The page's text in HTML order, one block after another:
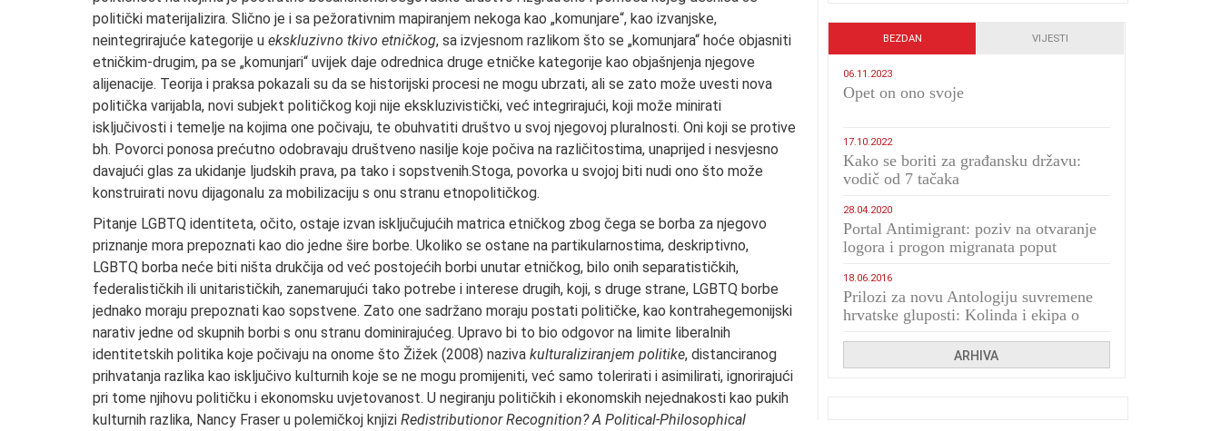
politički materijalizira. Slično je i sa pežorativnim mapiranjem nekoga kao „komunjare“, kao izvanjske,
neintegrirajuće kategorije u ekskluzivno tkivo etničkog, sa izvjesnom razlikom što se „komunjara“ hoće objasniti
etničkim-drugim, pa se „komunjari“ uvijek daje odrednica druge etničke kategorije kao objašnjenja njegove
alijenacije. Teorija i praksa pokazali su da se historijski procesi ne mogu ubrzati, ali se zato može uvesti nova
politička varijabla, novi subjekt političkog koji nije ekskluzivistički, već integrirajući, koji može minirati
isključivosti i temelje na kojima one počivaju, te obuhvatiti društvo u svoj njegovoj pluralnosti. Oni koji se protive
bh. Povorci ponosa prećutno odobravaju društveno nasilje koje počiva na različitostima, unaprijed i nesvjesno
davajući glas za ukidanje ljudskih prava, pa tako i sopstvenih.Stoga, povorka u svojoj biti nudi ono što može
konstruirati novu dijagonalu za mobilizaciju s onu stranu etnopolitičkog.
Pitanje LGBTQ identiteta, očito, ostaje izvan isključujućih matrica etničkog zbog čega se borba za njegovo
priznanje mora prepoznati kao dio jedne šire borbe. Ukoliko se ostane na partikularnostima, deskriptivno,
LGBTQ borba neće biti ništa drukčija od već postojećih borbi unutar etničkog, bilo onih separatističkih,
federalističkih ili unitarističkih, zanemarujući tako potrebe i interese drugih, koji, s druge strane, LGBTQ borbe
jednako moraju prepoznati kao sopstvene. Zato one sadržano moraju postati političke, kao kontrahegemonijski
narativ jedne od skupnih borbi s onu stranu dominirajućeg. Upravo bi to bio odgovor na limite liberalnih
identitetskih politika koje počivaju na onome što Žižek (2008) naziva kulturaliziranjem politike, distanciranog
prihvatanja razlika kao isključivo kulturnih koje se ne mogu promijeniti, već samo tolerirati i asimilirati, ignorirajući
pri tome njihovu političku i ekonomsku uvjetovanost. U negiranju političkih i ekonomskih nejednakosti kao pukih
kulturnih razlika, Nancy Fraser u polemičkoj knjizi Redistributionor Recognition? A Political-Philosophical
BEZDAN VIJESTI
06.11.2023
​Opet on ono svoje
17.10.2022
Kako se boriti za građansku državu:
vodič od 7 tačaka
28.04.2020
Portal Antimigrant: poziv na otvaranje
logora i progon migranata poput
18.06.2016
Prilozi za novu Antologiju suvremene
hrvatske gluposti: Kolinda i ekipa o
ARHIVA